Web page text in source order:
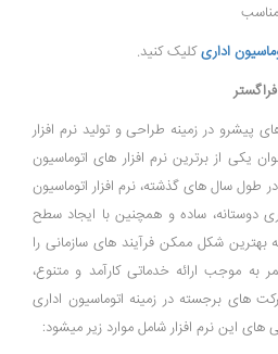
اداریکلیک کنید.
پیشرو در زمینه طراحی و تولید نرم‌ افزار
یکی از برترین نرم ‌افزار های اتوماسیون
طول سال‌ های گذشته، نرم ‌افزار اتوماسیون
دوستانه، ساده و همچنین با ایجاد سطح
‌بهترین شکل ممکن فرآیند های سازمانی را
به ‌موجب ارائه خدماتی کارآمد و متنوع،
‌های برجسته در زمینه اتوماسیون اداری
این نرم افزار شامل موارد زیر میشود: